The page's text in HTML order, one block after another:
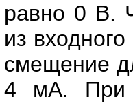
равно 0 В.
из
смещение
4 мА. При